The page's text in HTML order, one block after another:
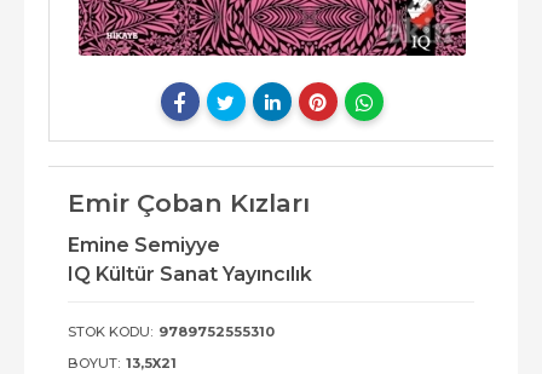
Emir Çoban Kızları
Emine Semiyye
IQ Kültür Sanat Yayıncılık
STOK KODU: 9789752555310
BOYUT: 13,5X21